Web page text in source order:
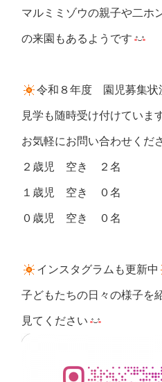
マルミミゾウの親子や二ホ
の来園もあるようです
令和８年度 園児募集状
見学も随時受け付けていま
お気軽にお問い合わせくだ
２歳児 空き ２名
１歳児 空き ０名
０歳児 空き ０名
インスタグラムも更新中
子どもたちの日々の様子を
見てください